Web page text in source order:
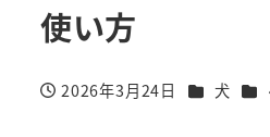
使い方
投稿日
2026年3月24日 カテゴリー
犬 カ